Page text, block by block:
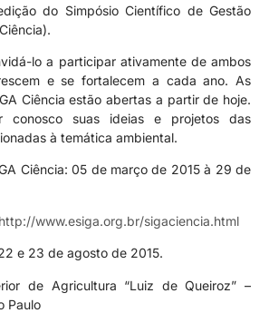
do Simpósio Científico de Gestão
lo a participar ativamente de ambos
e se fortalecem a cada ano. As
Ciência estão abertas a partir de hoje.
conosco suas ideias e projetos das
à temática ambiental.
Ciência: 05 de março de 2015 à 29 de
http://www.esiga.org.br/sigaciencia.html
e 23 de agosto de 2015.
de Agricultura “Luiz de Queiroz” –
Paulo